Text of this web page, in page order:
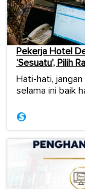
Pekerja Hotel
‘Sesuatu’, Pilih
Hati-hati,
selama ini baik